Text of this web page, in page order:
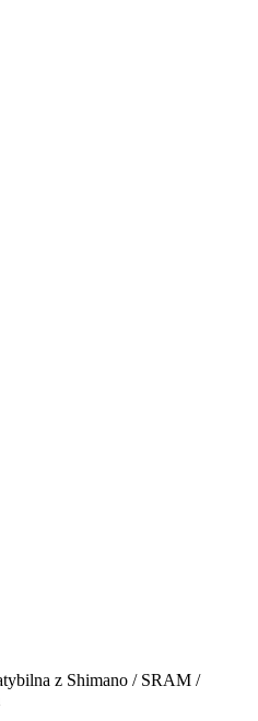
z Shimano / SRAM /